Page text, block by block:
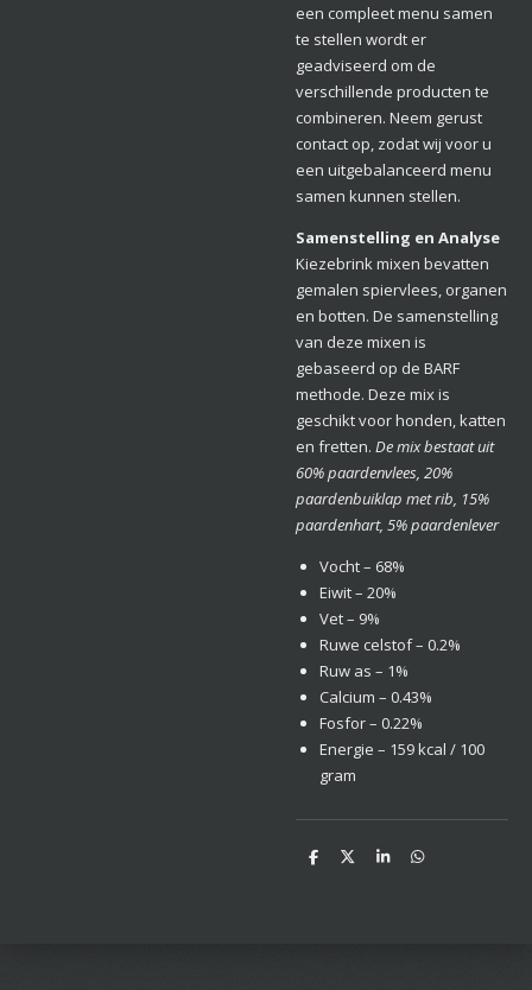
een compleet menu samen
te stellen wordt er
geadviseerd om de
verschillende producten te
combineren. Neem gerust
contact op, zodat wij voor u
een uitgebalanceerd menu
samen kunnen stellen.
Samenstelling en Analyse
Kiezebrink mixen bevatten
gemalen spiervlees, organen
en botten. De samenstelling
van deze mixen is
gebaseerd op de BARF
methode. Deze mix is
geschikt voor honden, katten
en fretten. De mix bestaat uit
60% paardenvlees, 20%
paardenbuiklap met rib, 15%
paardenhart, 5% paardenlever
Vocht – 68%
Eiwit – 20%
Vet – 9%
Ruwe celstof – 0.2%
Ruw as – 1%
Calcium – 0.43%
Fosfor – 0.22%
Energie – 159 kcal / 100
gram
D
D
S
D